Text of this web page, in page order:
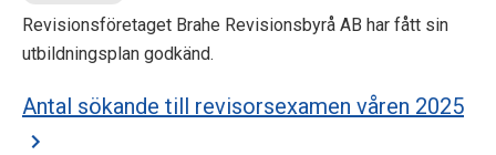
Revisionsföretaget Brahe Revisionsbyrå AB har fått sin
utbildningsplan godkänd.
Antal sökande till revisorsexamen våren 2025